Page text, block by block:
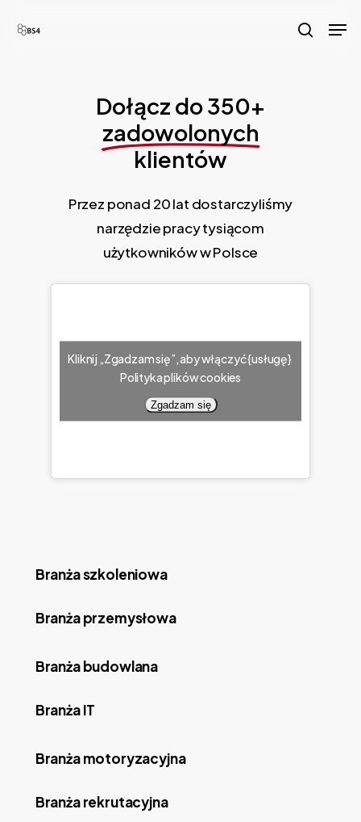
search
Dołącz do 350+
zadowolonych
klientów
Przez ponad 20 lat dostarczyliśmy
narzędzie pracy tysiącom
użytkowników w Polsce
Kliknij „Zgadzam się”, aby włączyć {usługę}
Polityka plików cookies
Zgadzam się
Branża szkoleniowa
Branża przemysłowa
Branża budowlana
Branża IT
Branża motoryzacyjna
Branża rekrutacyjna